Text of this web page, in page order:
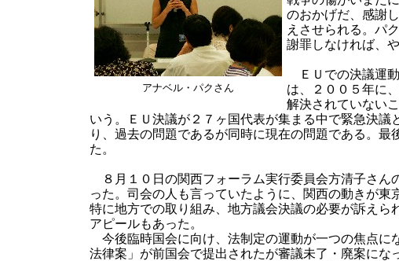
アナベル・パクさん
のおかげだ、感謝
えさせられる。パ
謝罪しなければ、
ＥＵでの決議運動
は、２００５年に
解決されていない
いう。ＥＵ決議が２７ヶ国代表が集まる中で緊急決
り、過去の問題であるが同時に現在の問題である。
た。
８月１０日の関西フォーラム実行委員会方清子さん
った。司会の人も言っていたように、関西の動きが
特に地方での取り組み、地方議会決議の必要が訴え
アピールもあった。
今後臨時国会に向け、法制定の運動が一つの焦点に
法律案」が前国会で提出されたが審議未了・廃案に